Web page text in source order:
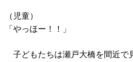
（児童）
「やっほー！！」
子どもたちは瀬戸大橋を間近で